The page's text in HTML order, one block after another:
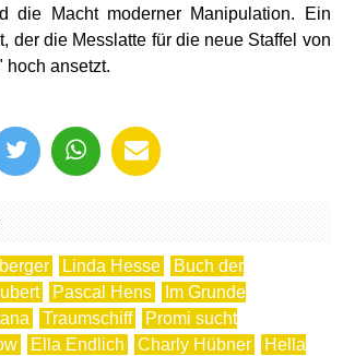
die Macht moderner Manipulation. Ein
der die Messlatte für die neue Staffel von
hoch ansetzt.
Linda Hesse
Buch der
Pascal Hens
Im Grunde
Traumschiff
Promi sucht
Ella Endlich Charly Hübner
Hella